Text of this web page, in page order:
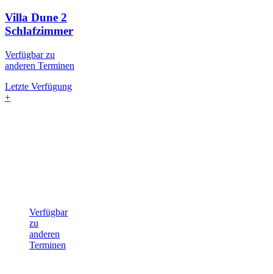
Villa Dune 2
Schlafzimmer
Verfügbar zu
anderen Terminen
Letzte Verfügung
+
Verfügbar
zu
anderen
Terminen